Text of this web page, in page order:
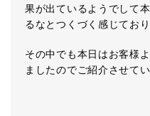
果が出ているようでして
るなとつくづく感じており
その中でも本日はお客様
ましたのでご紹介させて